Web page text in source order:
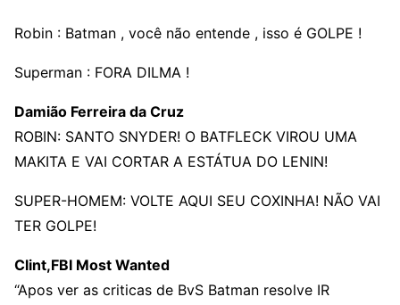
Robin : Batman , você não entende , isso é GOLPE !
Superman : FORA DILMA !
Damião Ferreira da Cruz
ROBIN: SANTO SNYDER! O BATFLECK VIROU UMA
MAKITA E VAI CORTAR A ESTÁTUA DO LENIN!
SUPER-HOMEM: VOLTE AQUI SEU COXINHA! NÃO VAI
TER GOLPE!
Clint,FBI Most Wanted
“Apos ver as criticas de BvS Batman resolve IR